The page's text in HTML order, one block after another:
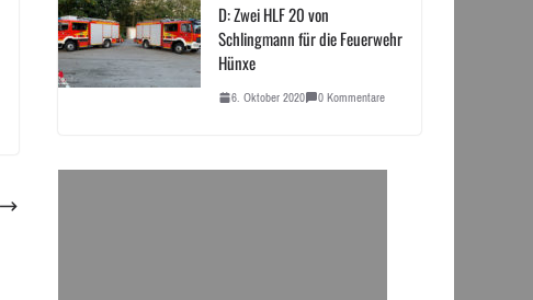
D: Zwei HLF 20 von
Schlingmann für die Feuerwehr
Hünxe
6. Oktober 2020 0 Kommentare